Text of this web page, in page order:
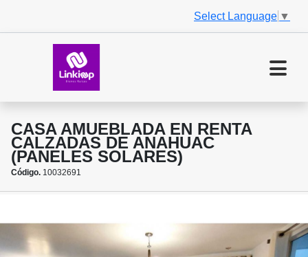
Select Language ▼
CASA AMUEBLADA EN RENTA
CALZADAS DE ANAHUAC
(PANELES SOLARES)
Código. 10032691